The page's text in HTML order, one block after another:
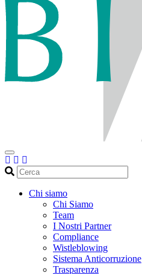
Cerca
Chi siamo
Chi Siamo
Team
I Nostri Partner
Compliance
Wistleblowing
Sistema Anticorruzione
Trasparenza